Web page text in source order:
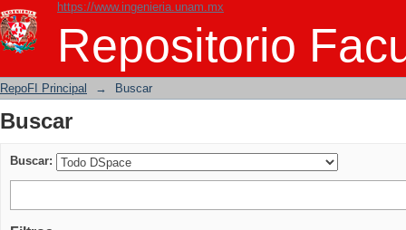
https://www.ingenieria.unam.mx
Repositorio
Buscar
RepoFI Principal → Buscar
Buscar
Buscar: